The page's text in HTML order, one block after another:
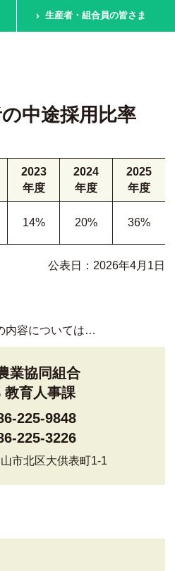
生産者・組合員の皆さま
中途採用比率
2023
年度
2024
年度
2025
年度
14% 20% 36%
公表日：2026年4月1日
内容については…
業協同組合
教育人事課
225-9848
225-3226
市北区大供表町1-1